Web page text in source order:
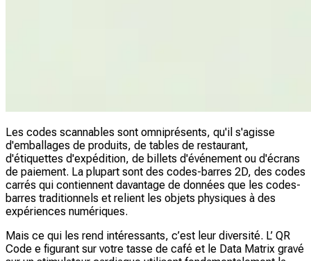
Les codes scannables sont omniprésents, qu'il s'agisse
d'emballages de produits, de tables de restaurant,
d'étiquettes d'expédition, de billets d'événement ou d'écrans
de paiement. La plupart sont des codes-barres 2D, des codes
carrés qui contiennent davantage de données que les codes-
barres traditionnels et relient les objets physiques à des
expériences numériques.
Mais ce qui les rend intéressants, c’est leur diversité. L’ QR
Code e figurant sur votre tasse de café et le Data Matrix gravé